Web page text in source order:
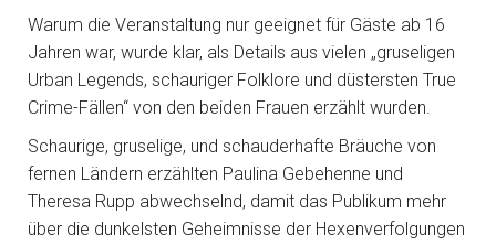
Warum die Veranstaltung nur geeignet für Gäste ab 16
Jahren war, wurde klar, als Details aus vielen „gruseligen
Urban Legends, schauriger Folklore und düstersten True
Crime-Fällen“ von den beiden Frauen erzählt wurden.
Schaurige, gruselige, und schauderhafte Bräuche von
fernen Ländern erzählten Paulina Gebehenne und
Theresa Rupp abwechselnd, damit das Publikum mehr
über die dunkelsten Geheimnisse der Hexenverfolgungen